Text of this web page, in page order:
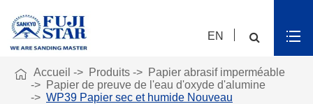
EN
 Accueil Produits
Papier abrasif imperméable
Papier de preuve de l'eau d'oxyde d'alumine
WP39 Papier sec et humide Nouveau